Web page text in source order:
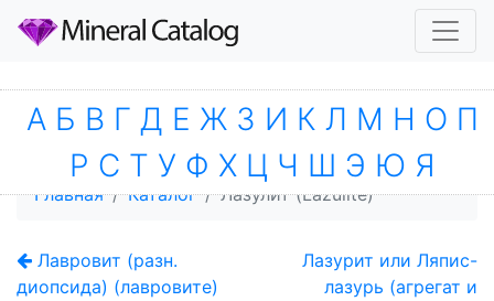
Главная Каталог Лазулит (Lazulite)
Лавровит (разн.
диопсида) (лавровите)
Лазурит или Ляпис-
лазурь (агрегат и
А Б В Г Д Е Ж З И К Л М Н О П
Р С Т У Ф Х Ц Ч Ш Э Ю Я